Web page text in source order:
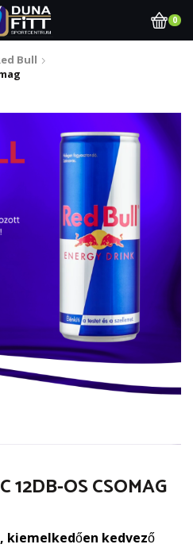
0
Bull
12DB-OS CSOMAG
kiemelkedően kedvező